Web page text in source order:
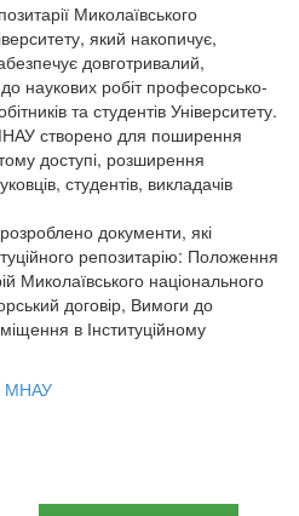
Миколаївського
який накопичує,
довготривалий,
наукових робіт професорсько-
та студентів Університету.
створено для поширення
доступі, розширення
студентів, викладачів
документи, які
репозитарію: Положення
Миколаївського національного
договір, Вимоги до
в Інституційному
МНАУ